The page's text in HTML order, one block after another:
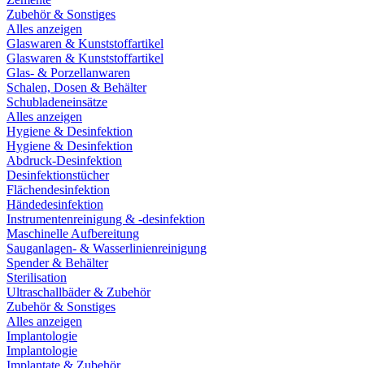
Zubehör & Sonstiges
Alles anzeigen
Glaswaren & Kunststoffartikel
Glaswaren & Kunststoffartikel
Glas- & Porzellanwaren
Schalen, Dosen & Behälter
Schubladeneinsätze
Alles anzeigen
Hygiene & Desinfektion
Hygiene & Desinfektion
Abdruck-Desinfektion
Desinfektionstücher
Flächendesinfektion
Händedesinfektion
Instrumentenreinigung & -desinfektion
Maschinelle Aufbereitung
Sauganlagen- & Wasserlinienreinigung
Spender & Behälter
Sterilisation
Ultraschallbäder & Zubehör
Zubehör & Sonstiges
Alles anzeigen
Implantologie
Implantologie
Implantate & Zubehör